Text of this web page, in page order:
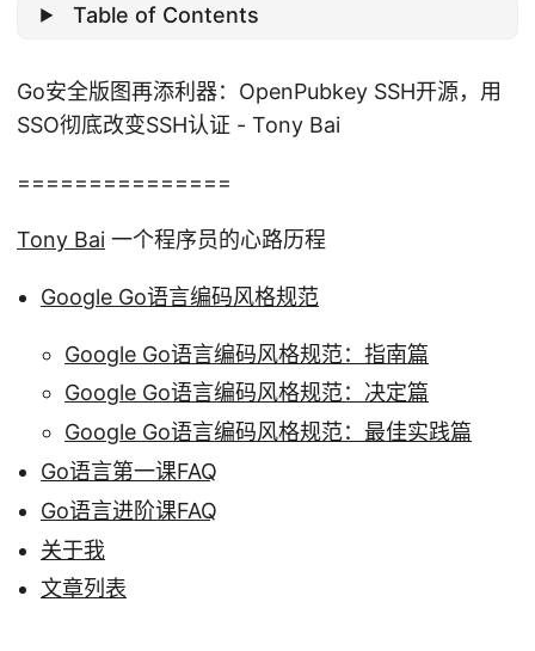
Table of Contents
Go安全版图再添利器：OpenPubkey SSH开源，用
SSO彻底改变SSH认证 - Tony Bai
===============
Tony Bai 一个程序员的心路历程
Google Go语言编码风格规范
Google Go语言编码风格规范：指南篇
Google Go语言编码风格规范：决定篇
Google Go语言编码风格规范：最佳实践篇
Go语言第一课FAQ
Go语言进阶课FAQ
关于我
文章列表